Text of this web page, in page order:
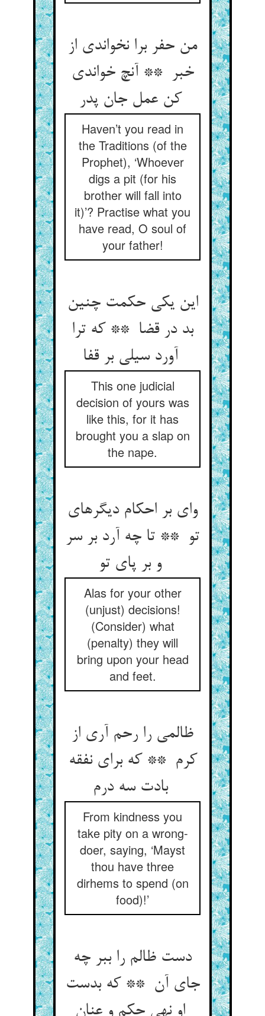
من حفر برا نخواندی از
خبر ** آنچ خواندی
کن عمل جان پدر
Haven’t you read in
the Traditions (of the
Prophet), ‘Whoever
digs a pit (for his
brother will fall into
it)’? Practise what you
have read, O soul of
your father!
این یکی حکمت چنین
بد در قضا ** که ترا
This one judicial
decision of yours was
like this, for it has
brought you a slap on
the nape.
وای بر احکام دیگرهای
تو ** تا چه آرد بر سر
و بر پای تو
Alas for your other
(unjust) decisions!
(Consider) what
(penalty) they will
bring upon your head
and feet.
ظالمی را رحم آری از
کرم ** که برای نفقه
بادت سه درم
From kindness you
take pity on a wrong-
doer, saying, ‘Mayst
thou have three
dirhems to spend (on
food)!’
دست ظالم را ببر چه
جای آن ** که بدست